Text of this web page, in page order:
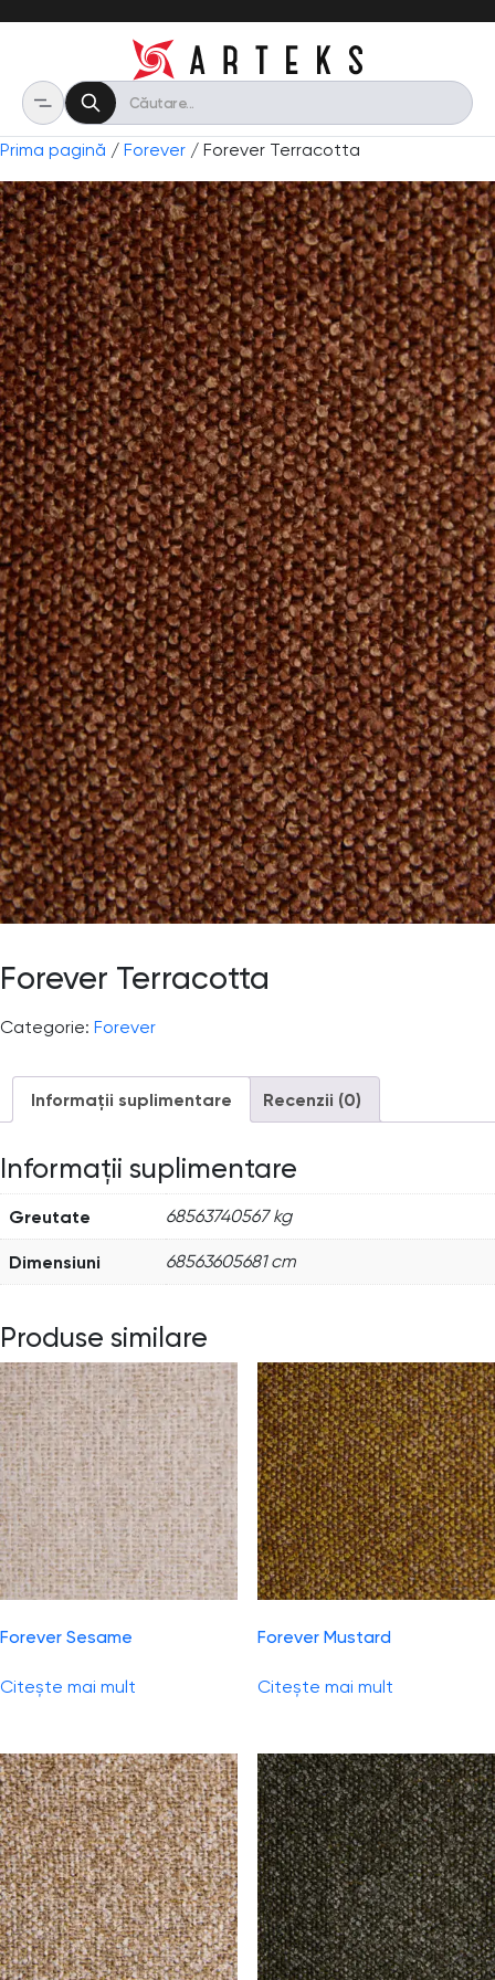
Prima pagină / Forever / Forever Terracotta
Forever Terracotta
Categorie: Forever
Informații suplimentare Recenzii (0)
Informații suplimentare
Greutate 68563740567 kg
Dimensiuni 68563605681 cm
Produse similare
Forever Sesame
Citește mai mult
Forever Mustard
Citește mai mult